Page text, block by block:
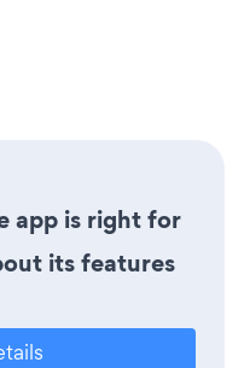
app is right for
its features